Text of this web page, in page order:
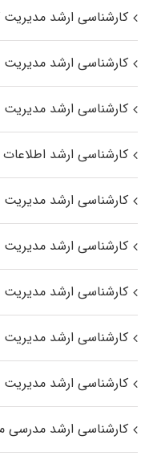
کارشناسی ارشد
کارشناسی ارشد مدیریت
کارشناسی ارشد مدیریت
کارشناسی ارشد اطلاعات
کارشناسی ارشد مدیریت
کارشناسی ارشد مدیریت
کارشناسی ارشد مدیریت
کارشناسی ارشد مدیریت
کارشناسی ارشد مدیریت
کارشناسی ارشد مدرسی